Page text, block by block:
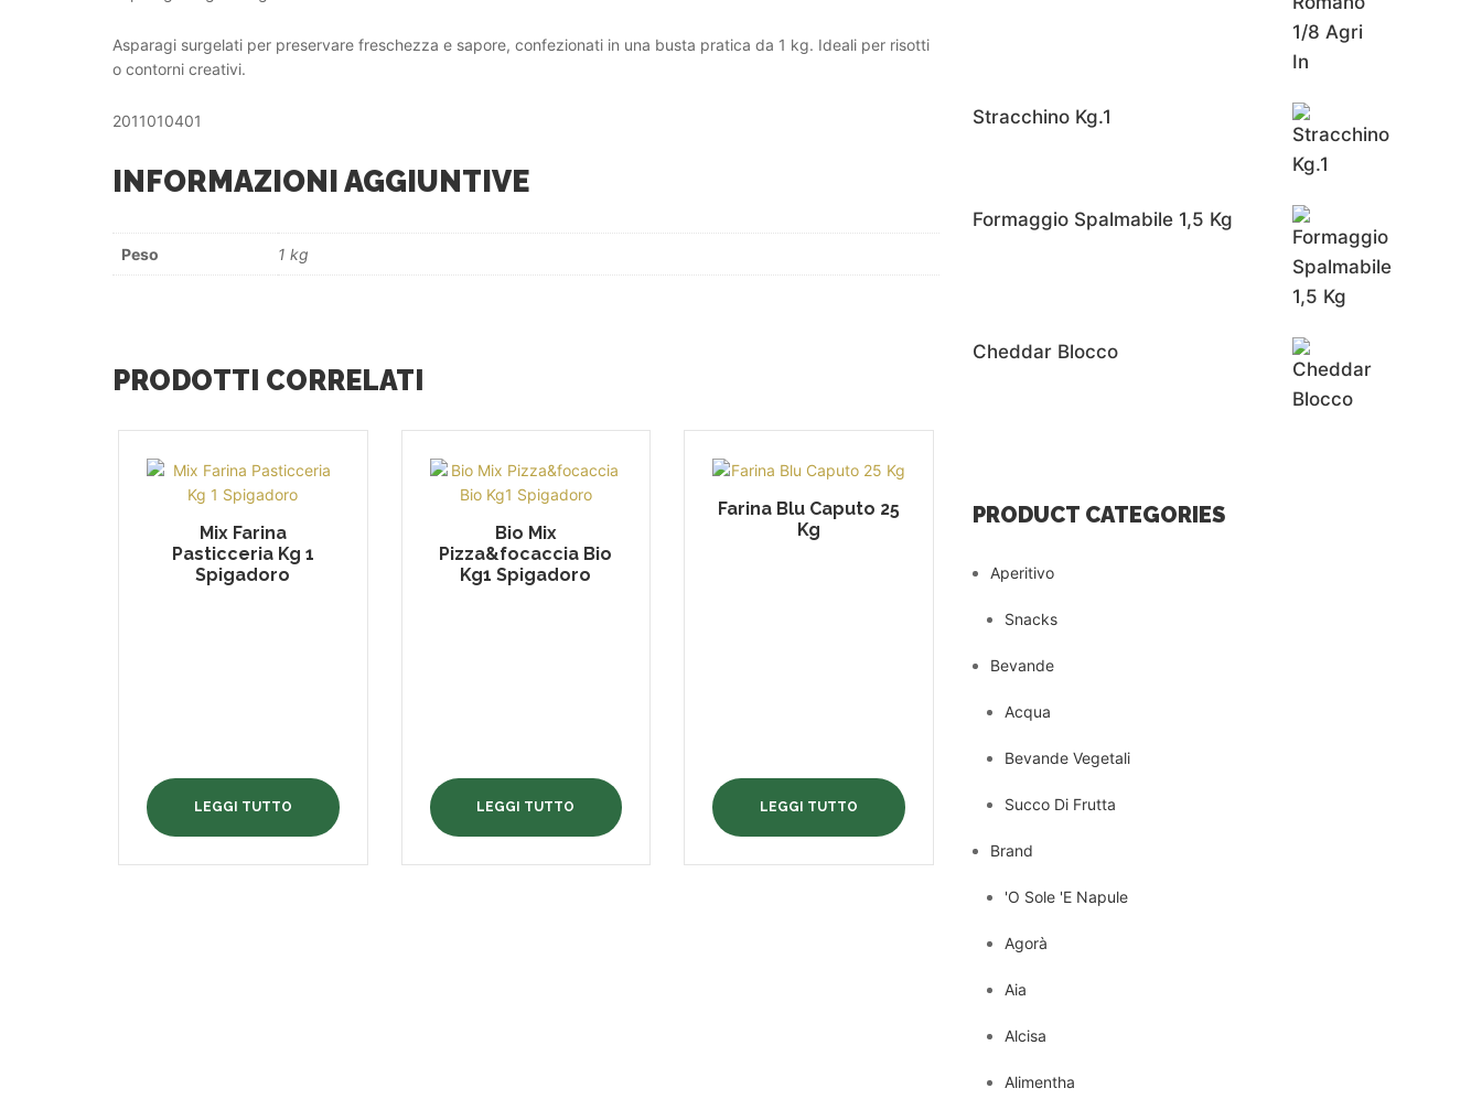
Asparagi surgelati per preservare freschezza e sapore, confezionati in una busta pratica da 1 kg. Ideali per risotti
o contorni creativi.
2011010401
INFORMAZIONI AGGIUNTIVE
Peso 1 kg
PRODOTTI CORRELATI
Mix Farina
Pasticceria Kg 1
Spigadoro
LEGGI TUTTO
Bio Mix
Pizza&focaccia Bio
Kg1 Spigadoro
LEGGI TUTTO
Farina Blu Caputo 25
Kg
LEGGI TUTTO
Stracchino Kg.1
Formaggio Spalmabile 1,5 Kg
Cheddar Blocco
PRODUCT CATEGORIES
Aperitivo
Snacks
Bevande
Acqua
Bevande Vegetali
Succo Di Frutta
Brand
'O Sole 'E Napule
Agorà
Aia
Alcisa
Alimentha